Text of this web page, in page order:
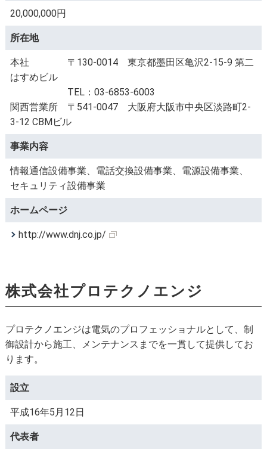
20,000,000円
所在地
本社 〒130-0014 東京都墨田区亀沢2-15-9 第二
はすめビル
TEL：03-6853-6003
関西営業所 〒541-0047 大阪府大阪市中央区淡路町2-
3-12 CBMビル
事業内容
情報通信設備事業、電話交換設備事業、電源設備事業、
セキュリティ設備事業
ホームページ
http://www.dnj.co.jp/
株式会社プロテクノエンジ
プロテクノエンジは電気のプロフェッショナルとして、制
御設計から施工、メンテナンスまでを一貫して提供してお
ります。
設立
平成16年5月12日
代表者